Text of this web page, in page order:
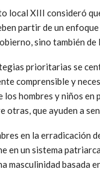
local XIII consideró
partir de un
sino también de
prioritarias se
comprensible y
hombres y niños
otras, que ayuden a
en la erradicación
en un sistema
masculinidad basada